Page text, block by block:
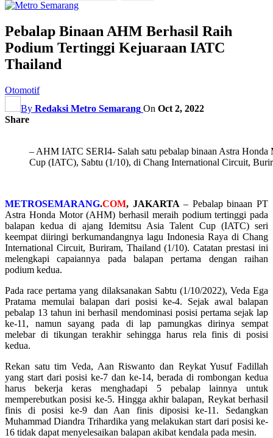
Pebalap Binaan AHM Berhasil Raih
Podium Tertinggi Kejuaraan IATC
Thailand
Otomotif
By Redaksi Metro Semarang On Oct 2, 2022
Share
– AHM IATC SERI4- Salah satu pebalap binaan Astra Honda
Cup (IATC), Sabtu (1/10), di Chang International Circuit,
METROSEMARANG.COM, JAKARTA – Pebalap binaan PT
Astra Honda Motor (AHM) berhasil meraih podium tertinggi pada
balapan kedua di ajang Idemitsu Asia Talent Cup (IATC) seri
keempat diiringi berkumandangnya lagu Indonesia Raya di Chang
International Circuit, Buriram, Thailand (1/10). Catatan prestasi ini
melengkapi capaiannya pada balapan pertama dengan raihan
podium kedua.
Pada race pertama yang dilaksanakan Sabtu (1/10/2022), Veda Ega
Pratama memulai balapan dari posisi ke-4. Sejak awal balapan
pebalap 13 tahun ini berhasil mendominasi posisi pertama sejak lap
ke-11, namun sayang pada di lap pamungkas dirinya sempat
melebar di tikungan terakhir sehingga harus rela finis di posisi
kedua.
Rekan satu tim Veda, Aan Riswanto dan Reykat Yusuf Fadillah
yang start dari posisi ke-7 dan ke-14, berada di rombongan kedua
harus bekerja keras menghadapi 5 pebalap lainnya untuk
memperebutkan posisi ke-5. Hingga akhir balapan, Reykat berhasil
finis di posisi ke-9 dan Aan finis diposisi ke-11. Sedangkan
Muhammad Diandra Trihardika yang melakukan start dari posisi ke-
16 tidak dapat menyelesaikan balapan akibat kendala pada mesin.